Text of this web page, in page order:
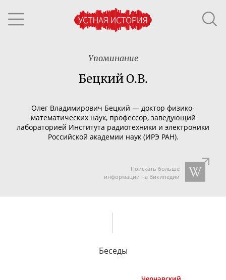
Упоминание
Бецкий О.В.
Олег Владимирович Бецкий — доктор физико-
математическихнаук, профессор, заведующий
лабораторией Института радиотехники и электроники
Российской академии наук (ИРЭ РАН).
Поискать больше
информации на Википедии
Беседы